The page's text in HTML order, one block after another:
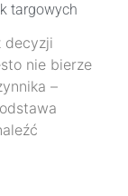
targowych
decyzji
nie bierze
–